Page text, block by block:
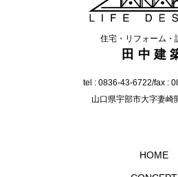
住宅・リフォーム・
田中建
tel : 0836-43-6722/fax :
山口県宇部市大字妻崎
HOME